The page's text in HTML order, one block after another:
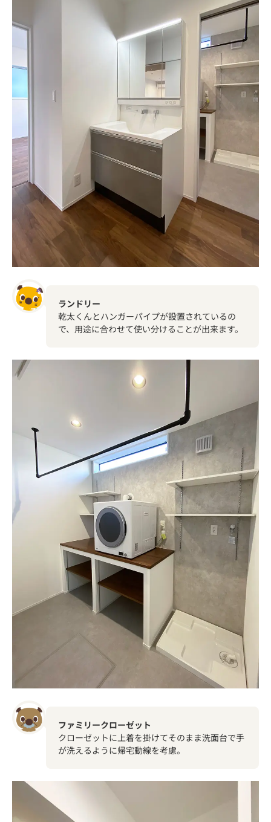
ランドリー
乾太くんとハンガーパイプが設置されているの
で、用途に合わせて使い分けることが出来ます。
ファミリークローゼット
クローゼットに上着を掛けてそのまま洗面台で手
が洗えるように帰宅動線を考慮。